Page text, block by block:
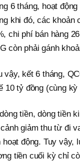
6 tháng, hoạt
khi đó, các khoản
chi phí bán hàng
còn phải gánh
vậy, kết 6 tháng,
10 tỷ đồng (cùng
tiền, dòng tiền
giảm thu từ đi
hoạt động. Tuy vậy,
tiền cuối kỳ chỉ